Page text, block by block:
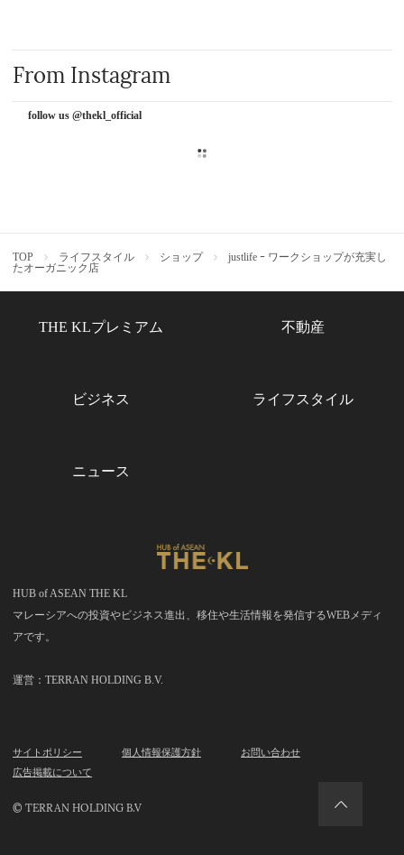
From Instagram
follow us @thekl_official
TOP ライフスタイル ショップ
justlife ｰ ワークショップが充実し
たオーガニック店
THE KLプレミアム 不動産
ビジネス ライフスタイル
ニュース
HUB of ASEAN THE KL
マレーシアへの投資やビジネス進出、移住や生活情報を発信するWEBメディ
アです。
運営：TERRAN HOLDING B.V.
サイトポリシー 個人情報保護方針
お問い合わせ
広告掲載について
© TERRAN HOLDING B.V